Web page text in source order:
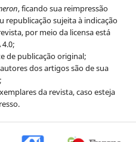
, ficando sua reimpressão
republicação sujeita à indicação
por meio da licensa está
4.0;
de publicação original;
dos artigos são de sua
da revista, caso esteja